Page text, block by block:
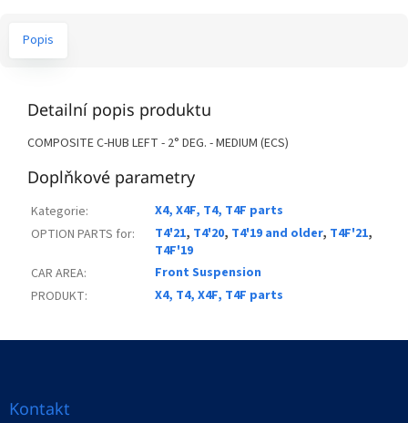
Popis
Detailní popis produktu
COMPOSITE C-HUB LEFT - 2° DEG. - MEDIUM (ECS)
Doplňkové parametry
Kategorie:
X4, X4F, T4, T4F parts
OPTION PARTS for: T4'21, T4'20, T4'19 and older, T4F'21,
T4F'19
CAR AREA:
Front Suspension
PRODUKT: X4, T4, X4F, T4F parts
Kontakt